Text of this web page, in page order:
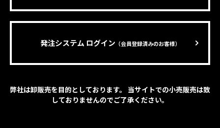
発注システム ログイン （会員登録済みのお客様）
弊社は卸販売を目的としております。 当サイトでの小売販売は致
しておりませんのでご了承ください。